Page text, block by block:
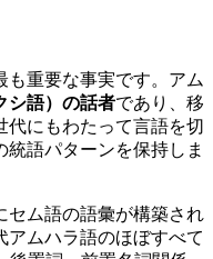
も重要な事実です。アム
シ語）の話者であり、移
代にもわたって言語を切
統語パターンを保持しま
セム語の語彙が構築され
アムハラ語のほぼすべて